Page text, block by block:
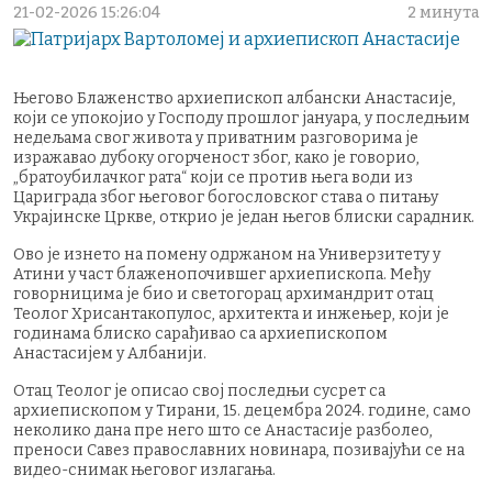
21-02-2026 15:26:04 2 минута
Његово Блаженство архиепископ албански Анастасије,
који се упокојио у Господу прошлог јануара, у последњим
недељама свог живота у приватним разговорима је
изражавао дубоку огорченост због, како је говорио,
„братоубилачког рата“ који се против њега води из
Цариграда због његовог богословског става о питању
Украјинске Цркве, открио је један његов блиски сарадник.
Ово је изнето на помену одржаном на Универзитету у
Атини у част блаженопочившег архиепископа. Међу
говорницима је био и светогорац архимандрит отац
Теолог Хрисантакопулос, архитекта и инжењер, који је
годинама блиско сарађивао са архиепископом
Анастасијем у Албанији.
Отац Теолог је описао свој последњи сусрет са
архиепископом у Тирани, 15. децембра 2024. године, само
неколико дана пре него што се Анастасије разболео,
преноси Савез православних новинара, позивајући се на
видео-снимак његовог излагања.